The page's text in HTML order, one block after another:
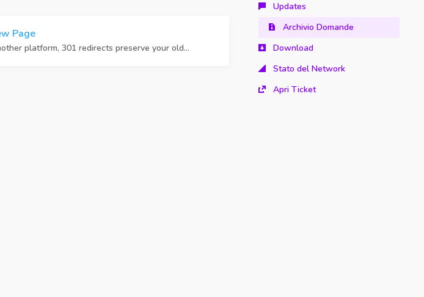
Page
platform, 301 redirects preserve your old...
Updates
Archivio Domande
Download
Stato del Network
Apri Ticket